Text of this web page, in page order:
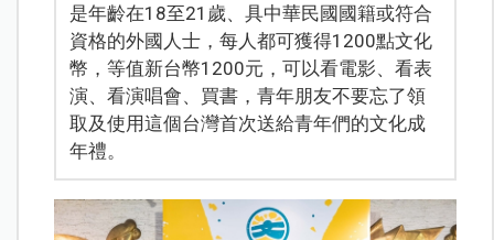
是年齡在18至21歲、具中華民國國籍或符合
資格的外國人士，每人都可獲得1200點文化
幣，等值新台幣1200元，可以看電影、看表
演、看演唱會、買書，青年朋友不要忘了領
取及使用這個台灣首次送給青年們的文化成
年禮。